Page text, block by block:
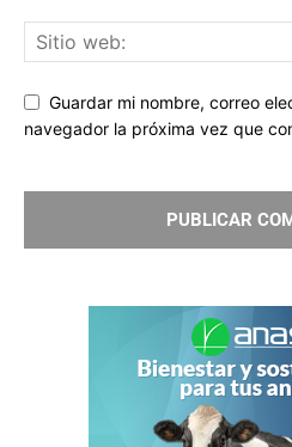
Guardar mi nombre, correo
navegador la próxima vez que